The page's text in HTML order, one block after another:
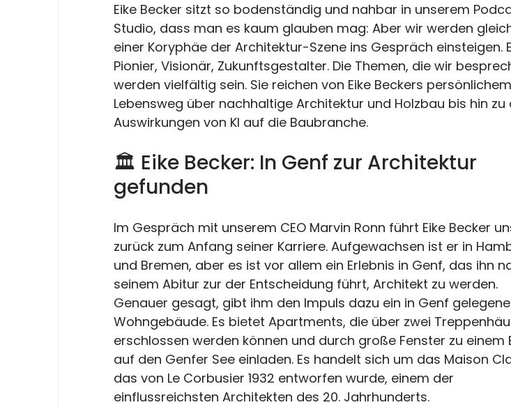
Eike Becker sitzt so bodenständig und nahbar in unserem
Studio, dass man es kaum glauben mag: Aber wir werden
einer Koryphäe der Architektur-Szene ins Gespräch einsteigen.
Pionier, Visionär, Zukunftsgestalter. Die Themen, die wir
werden vielfältig sein. Sie reichen von Eike Beckers persönlichem
Lebensweg über nachhaltige Architektur und Holzbau bis hin zu
Auswirkungen von KI auf die Baubranche.
🏛️ Eike Becker: In Genf zur Architektur
gefunden
Im Gespräch mit unserem CEO Marvin Ronn führt Eike Becker
zurück zum Anfang seiner Karriere. Aufgewachsen ist er in
und Bremen, aber es ist vor allem ein Erlebnis in Genf, das ihn
seinem Abitur zur der Entscheidung führt, Architekt zu werden.
Genauer gesagt, gibt ihm den Impuls dazu ein in Genf
Wohngebäude. Es bietet Apartments, die über zwei
erschlossen werden können und durch große Fenster zu einem
auf den Genfer See einladen. Es handelt sich um das Maison
das von Le Corbusier 1932 entworfen wurde, einem der
einflussreichsten Architekten des 20. Jahrhunderts.